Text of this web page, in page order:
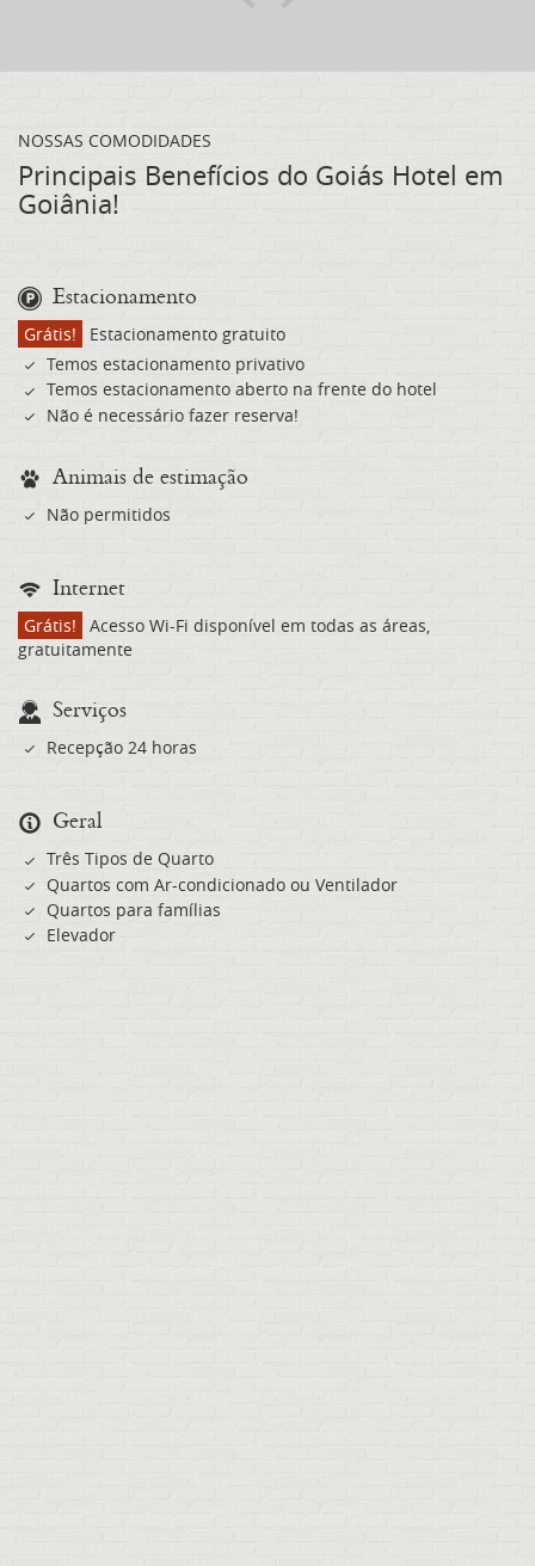
NOSSAS COMODIDADES
Principais Benefícios do Goiás Hotel em
Goiânia!
Estacionamento
Grátis!
Estacionamento gratuito
Temos estacionamento privativo
Temos estacionamento aberto na frente do hotel
Não é necessário fazer reserva!
Animais de estimação
Não permitidos
Internet
Grátis!
Acesso Wi-Fi disponível em todas as áreas,
gratuitamente
Serviços
Recepção 24 horas
Geral
Três Tipos de Quarto
Quartos com Ar-condicionado ou Ventilador
Quartos para famílias
Elevador